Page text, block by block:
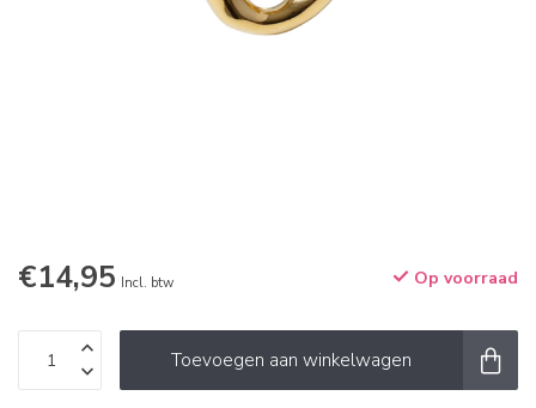
€14,95 Incl. btw Op voorraad
Toevoegen aan winkelwagen